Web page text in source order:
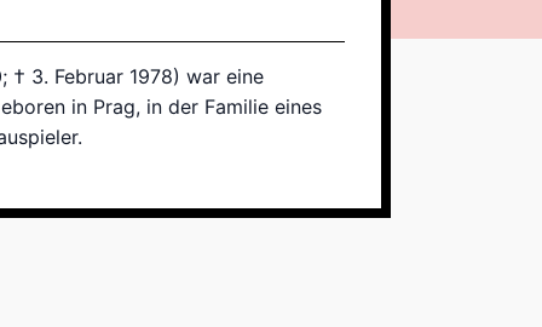
† 3. Februar 1978) war eine
in Prag, in der Familie eines